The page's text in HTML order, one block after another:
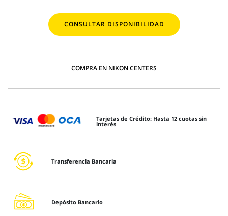
CONSULTAR DISPONIBILIDAD
COMPRA EN NIKON CENTERS
Tarjetas de Crédito: Hasta 12 cuotas sin
interés
Transferencia Bancaria
Depósito Bancario